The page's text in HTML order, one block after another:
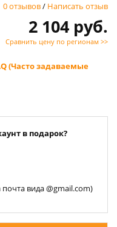
0 отзывов/ Написать отзыв
2 104 руб.
Сравнить цену по регионам >>
(Часто задаваемые
в подарок?
вида @gmail.com)